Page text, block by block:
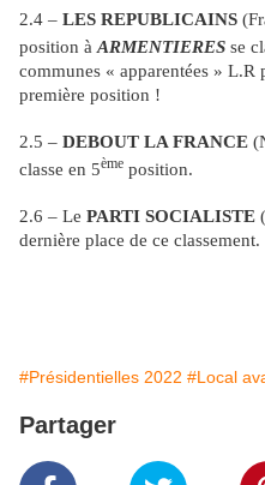
2.4 – LES REPUBLICAINS
position à ARMENTIERES se
communes « apparentées » L.R
première position !
2.5 – DEBOUT LA FRANCE
classe en 5ème position.
2.6 – Le PARTI SOCIALISTE
dernière place de ce classement.
#Présidentielles 2022 #Local
Partager